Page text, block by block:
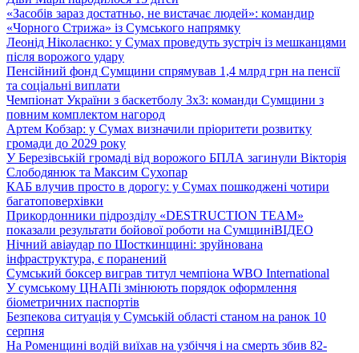
«Засобів зараз достатньо, не вистачає людей»: командир
«Чорного Стрижа» із Сумського напрямку
Леонід Ніколаєнко: у Сумах проведуть зустріч із мешканцями
після ворожого удару
Пенсійний фонд Сумщини спрямував 1,4 млрд грн на пенсії
та соціальні виплати
Чемпіонат України з баскетболу 3х3: команди Сумщини з
повним комплектом нагород
Артем Кобзар: у Сумах визначили пріоритети розвитку
громади до 2029 року
У Березівській громаді від ворожого БПЛА загинули Вікторія
Слободянюк та Максим Сухопар
КАБ влучив просто в дорогу: у Сумах пошкоджені чотири
багатоповерхівки
Прикордонники підрозділу «DESTRUCTION TEAM»
показали результати бойової роботи на СумщиніВІДЕО
Нічний авіаудар по Шосткинщині: зруйнована
інфраструктура, є поранений
Сумський боксер виграв титул чемпіона WBO International
У сумському ЦНАПі змінюють порядок оформлення
біометричних паспортів
Безпекова ситуація у Сумській області станом на ранок 10
серпня
На Роменщині водій виїхав на узбіччя і на смерть збив 82-